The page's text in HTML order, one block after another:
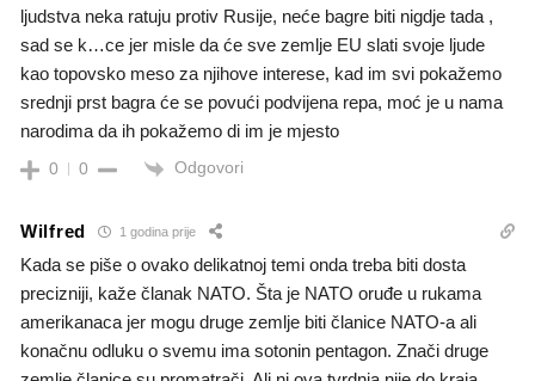
ljudstva neka ratuju protiv Rusije, neće bagre biti nigdje tada ,
sad se k…ce jer misle da će sve zemlje EU slati svoje ljude
kao topovsko meso za njihove interese, kad im svi pokažemo
srednji prst bagra će se povući podvijena repa, moć je u nama
narodima da ih pokažemo di im je mjesto
0 0 Odgovori
Wilfred 1 godina prije
Kada se piše o ovako delikatnoj temi onda treba biti dosta
precizniji, kaže članak NATO. Šta je NATO oruđe u rukama
amerikanaca jer mogu druge zemlje biti članice NATO-a ali
konačnu odluku o svemu ima sotonin pentagon. Znači druge